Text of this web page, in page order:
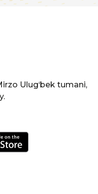
Ulug‘bek tumani,